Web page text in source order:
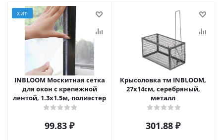
ХИТ
INBLOOM Москитная сетка
для окон с крепежной
лентой, 1.3х1.5м, полиэстер
99.83 ₽
Крысоловка тм INBLOOM,
27х14см, серебряный,
металл
301.88 ₽